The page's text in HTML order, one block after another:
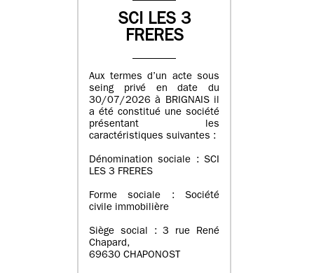
SCI LES 3
FRERES
Aux termes d’un acte sous
seing privé en date du
30/07/2026 à BRIGNAIS il
a été constitué une société
présentant les
caractéristiques suivantes :
Dénomination sociale : SCI
LES 3 FRERES
Forme sociale : Société
civile immobilière
Siège social : 3 rue René
Chapard,
69630 CHAPONOST